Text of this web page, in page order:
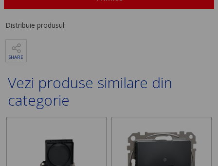
Distribuie produsul:
SHARE
Vezi produse similare din
categorie